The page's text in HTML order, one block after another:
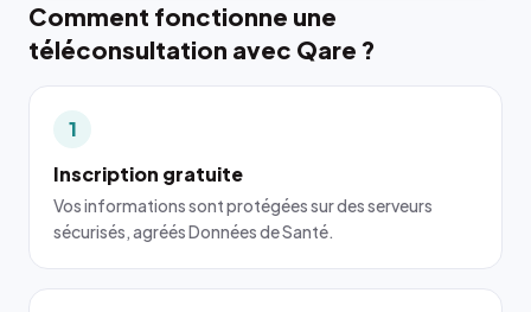
Comment fonctionne une
téléconsultation avec Qare ?
1
Inscription gratuite
Vos informations sont protégées sur des serveurs
sécurisés, agréés Données de Santé.